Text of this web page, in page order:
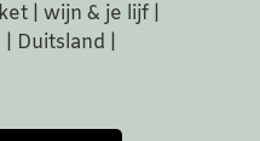
| wijn & je lijf |
Duitsland |